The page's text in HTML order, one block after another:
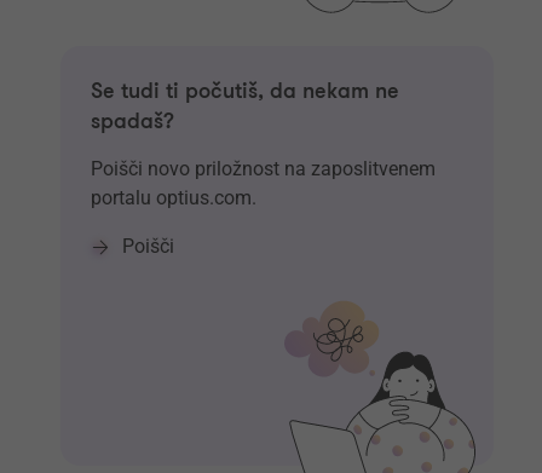
Se tudi ti počutiš, da nekam ne
spadaš?
Poišči novo priložnost na zaposlitvenem
portalu optius.com.
Poišči